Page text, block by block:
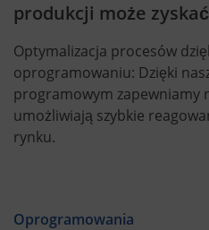
produkcji może
Optymalizacja procesów
oprogramowaniu: Dzięki
programowym zapewniamy
umożliwiają szybkie
rynku.
Oprogramowania